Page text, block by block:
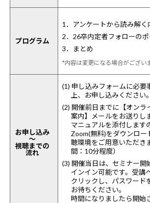
プログラム
1．アンケートから読み解
2．26卒内定者フォローのポ
3．まとめ
*内容は変更になる場合がござい
お申し込み
～
視聴までの
流れ
(1) 申し込みフォームに必要
上、お申し込みください。
(2) 開催前日までに【オンラ
案内】メールをお送りし
マニュアルを添付します
Zoom(無料)をダウンロー
聴環境をご用意いただき
間：10分程度）
(3) 開催当日は、セミナー開
インイン可能です。受講
クリックし、パスワード
お待ちください。
時間になりましたら開始